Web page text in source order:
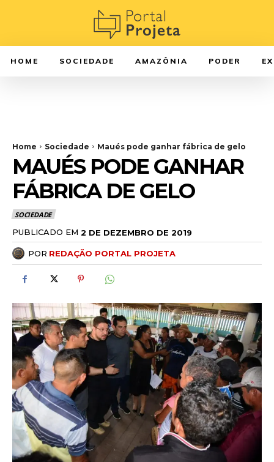
HOME SOCIEDADE AMAZÔNIA PODER
Home Sociedade Maués pode ganhar fábrica de gelo
MAUÉS PODE GANHAR
FÁBRICA DE GELO
SOCIEDADE
PUBLICADO EM 2 DE DEZEMBRO DE 2019
POR REDAÇÃO PORTAL PROJETA